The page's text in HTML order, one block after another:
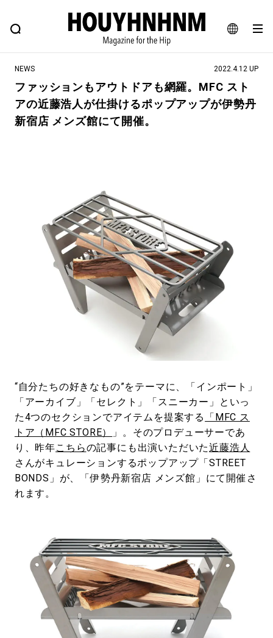
JA
EN
FEATURE BLOG SNAP
ヒップなファッション、カルチャー、ライフスタイルWEBマガジン
#注目のタグ
#路地裏てぃーん。
#GH 銘品の所以 #フイナムのYouTube
#Commune H #FOCUS IT #AH.H
#ととけん #FASHION #MUSIC #MOVIE
#LIFESTYLE #SNEAKER #OUTDOOR
#SPORTS #HANDSOME HANDBOOK
NEWS 2022.4.12 UP
ファッションもアウトドアも網羅。MFC スト
アの近藤浩人が仕掛けるポップアップが伊勢丹
新宿店 メンズ館にて開催。
“⾃分たちの好きなもの”をテーマに、「インポート」
「アーカイブ」「セレクト」「スニーカー」といっ
た4つのセクションでアイテムを提案する
「MFC ス
トア（MFC STORE）
」。そのプロデューサーであ
り、昨年こちらの記事にも出演いただいた近藤浩人
さんがキュレーションするポップアップ「STREET
BONDS」が、「伊勢丹新宿店 メンズ館」にて開催さ
れます。